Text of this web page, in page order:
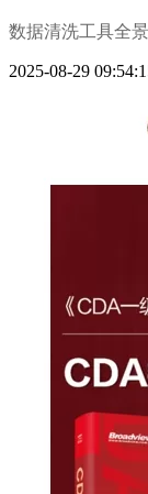
数据清洗工具全
2025-08-29